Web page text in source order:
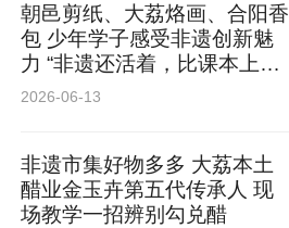
朝邑剪纸、大荔烙画、合阳香
包 少年学子感受非遗创新魅
力 “非遗还活着，比课本上的
更生动”
2026-06-13
非遗市集好物多多 大荔本土
醋业金玉卉第五代传承人 现
场教学一招辨别勾兑醋